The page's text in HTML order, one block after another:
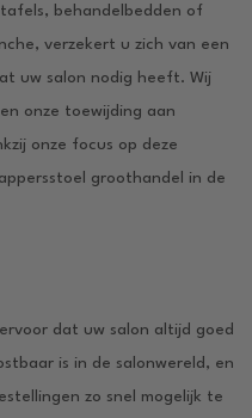
behandelbedden of
verzekert u zich van een
uw salon nodig heeft. Wij
onze toewijding aan
onze focus op deze
groothandel in de
dat uw salon altijd goed
is in de salonwereld, en
zo snel mogelijk te